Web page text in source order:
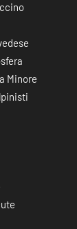
Minore